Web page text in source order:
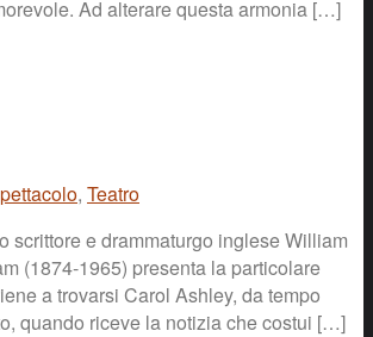
Ad alterare questa armonia […]
, Teatro
scrittore e drammaturgo inglese William
(1874-1965) presenta la particolare
a trovarsi Carol Ashley, da tempo
quando riceve la notizia che costui […]